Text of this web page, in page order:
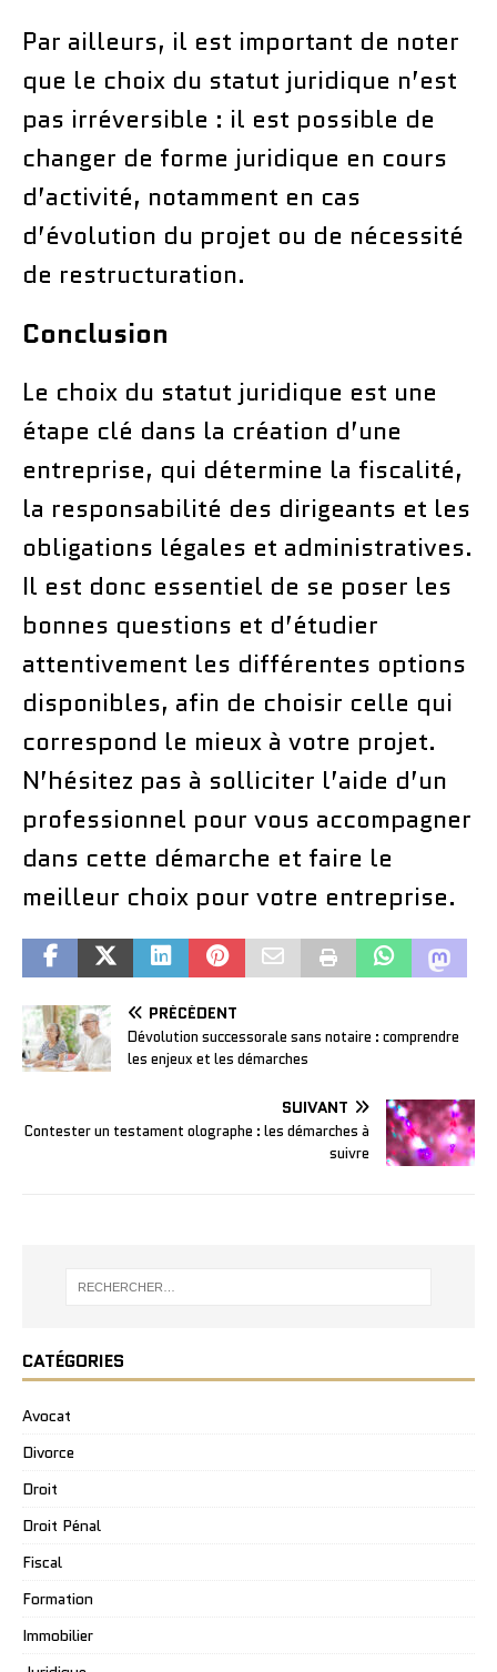
Par ailleurs, il est important de noter
que le choix du statut juridique n’est
pas irréversible : il est possible de
changer de forme juridique en cours
d’activité, notamment en cas
d’évolution du projet ou de nécessité
de restructuration.
Conclusion
Le choix du statut juridique est une
étape clé dans la création d’une
entreprise, qui détermine la fiscalité,
la responsabilité des dirigeants et les
obligations légales et administratives.
Il est donc essentiel de se poser les
bonnes questions et d’étudier
attentivement les différentes options
disponibles, afin de choisir celle qui
correspond le mieux à votre projet.
N’hésitez pas à solliciter l’aide d’un
professionnel pour vous accompagner
dans cette démarche et faire le
meilleur choix pour votre entreprise.
PRÉCÉDENT
Dévolution successorale sans notaire : comprendre
les enjeux et les démarches
SUIVANT
Contester un testament olographe : les démarches à
suivre
CATÉGORIES
Avocat
Divorce
Droit
Droit Pénal
Fiscal
Formation
Immobilier